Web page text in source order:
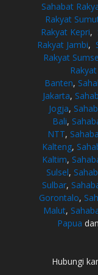
Sahabat
Rakyat
Rakyat Kepri,
Rakyat Jambi,
Rakyat
Banten,
Jakarta,
Jogja,
Bali,
NTT,
Kalteng,
Kaltim,
Sulsel,
Sulbar,
Gorontalo,
Malut,
Papua dan
Hubungi